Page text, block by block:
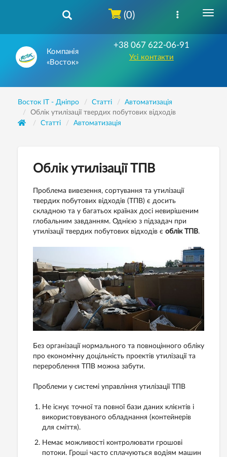
Компанія
«Восток»
+38 067 622-06-91
Усі контакти
(0)
Восток IT - Дніпро Статті
Автоматизація
Облік утилізації твердих побутових відходів
Статті
Автоматизація
Облік утилізації ТПВ
Проблема вивезення, сортування та утилізації
твердих побутових відходів (ТПВ) є досить
складною та у багатьох країнах досі невирішеним
глобальним завданням. Однією з підзадач при
утилізації твердих побутових відходів є облік ТПВ.
Без організації нормального та повноцінного обліку
про економічну доцільність проектів утилізації та
перероблення ТПВ можна забути.
Проблеми у системі управління утилізації ТПВ
Не існує точної та повної бази даних клієнтів і
використовуваного обладнання (контейнерів
для сміття).
Немає можливості контролювати грошові
потоки. Гроші часто сплачуються водіям машин